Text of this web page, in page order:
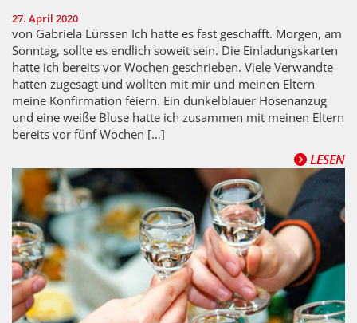
27. April 2020
von Gabriela Lürssen Ich hatte es fast geschafft. Morgen, am
Sonntag, sollte es endlich soweit sein. Die Einladungskarten
hatte ich bereits vor Wochen geschrieben. Viele Verwandte
hatten zugesagt und wollten mit mir und meinen Eltern
meine Konfirmation feiern. Ein dunkelblauer Hosenanzug
und eine weiße Bluse hatte ich zusammen mit meinen Eltern
bereits vor fünf Wochen […]
LESEN